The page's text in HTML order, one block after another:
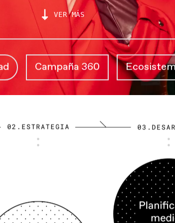
VER MÁS
Campaña 360 Ecosistema